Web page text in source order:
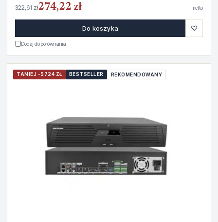
322,61 zł274,22 zł netto
Do koszyka ♡
Dodaj do porównania
TANIEJ -5724 ZŁ BESTSELLER REKOMENDOWANY